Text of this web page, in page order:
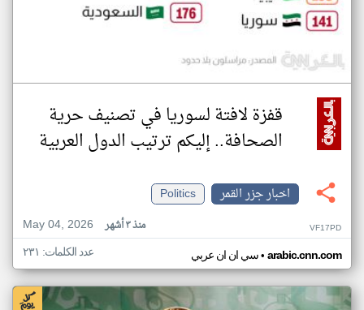
قفزة لافتة لسوريا في تصنيف حرية
الصحافة.. إليكم ترتيب الدول العربية
اخبار جزر القمر
Politics
May 04, 2026
منذ ٣ أشهر VF17PD
سي ان ان عربي• arabic.cnn.com عدد الكلمات: ٢٣١